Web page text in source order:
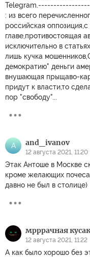
: из всего
российская
главе,противостоящая
исключительно в
лишь кучка
демократию" деньги
внушающая прыщаво-
придут к власти,то
пор "свободу"...
A and_ivanov
12 августа 2021, 11:20
Этак Антоше в Москве
кроме желающих
давно не был в столице)
мрррачная
12 августа 2021, 11:22
А как было хорошо без